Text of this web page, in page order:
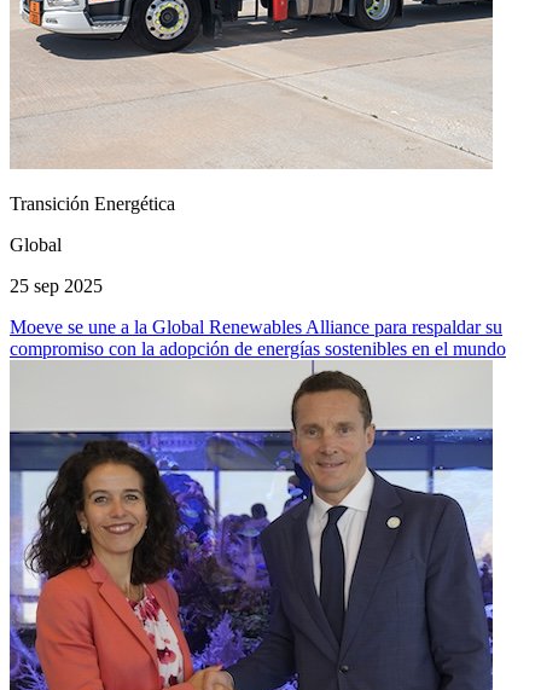
Transición Energética
Global
25 sep 2025
Moeve se une a la Global Renewables Alliance para respaldar su
compromiso con la adopción de energías sostenibles en el mundo